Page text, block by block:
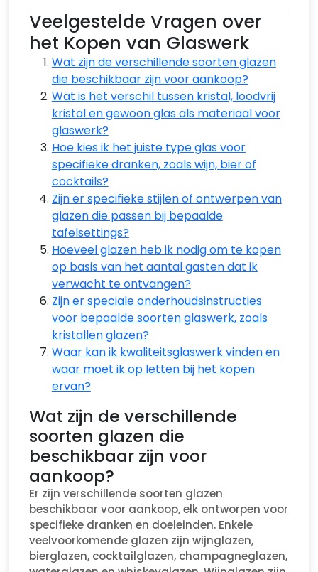
Veelgestelde Vragen over
het Kopen van Glaswerk
Wat zijn de verschillende soorten glazen
die beschikbaar zijn voor aankoop?
Wat is het verschil tussen kristal, loodvrij
kristal en gewoon glas als materiaal voor
glaswerk?
Hoe kies ik het juiste type glas voor
specifieke dranken, zoals wijn, bier of
cocktails?
Zijn er specifieke stijlen of ontwerpen van
glazen die passen bij bepaalde
tafelsettings?
Hoeveel glazen heb ik nodig om te kopen
op basis van het aantal gasten dat ik
verwacht te ontvangen?
Zijn er speciale onderhoudsinstructies
voor bepaalde soorten glaswerk, zoals
kristallen glazen?
Waar kan ik kwaliteitsglaswerk vinden en
waar moet ik op letten bij het kopen
ervan?
Wat zijn de verschillende
soorten glazen die
beschikbaar zijn voor
aankoop?
Er zijn verschillende soorten glazen
beschikbaar voor aankoop, elk ontworpen voor
specifieke dranken en doeleinden. Enkele
veelvoorkomende glazen zijn wijnglazen,
bierglazen, cocktailglazen, champagneglazen,